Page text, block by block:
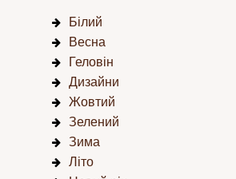
Білий
Весна
Геловін
Дизайни
Жовтий
Зелений
Зима
Літо